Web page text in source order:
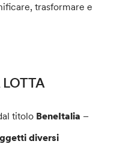
trasformare e
titolo BeneItalia –
diversi